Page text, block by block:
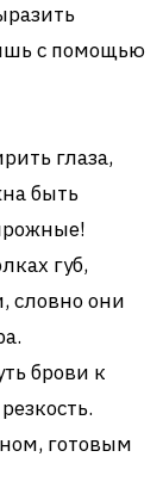
с помощью
глаза,
быть
губ,
словно они
брови к
готовым